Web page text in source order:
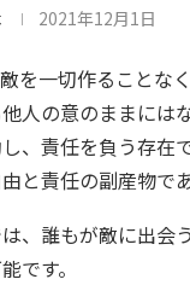
2021年12月1日
を一切作ることな
人の意のままには
、責任を負う存在
と責任の副産物で
、誰もが敵に出会
です。